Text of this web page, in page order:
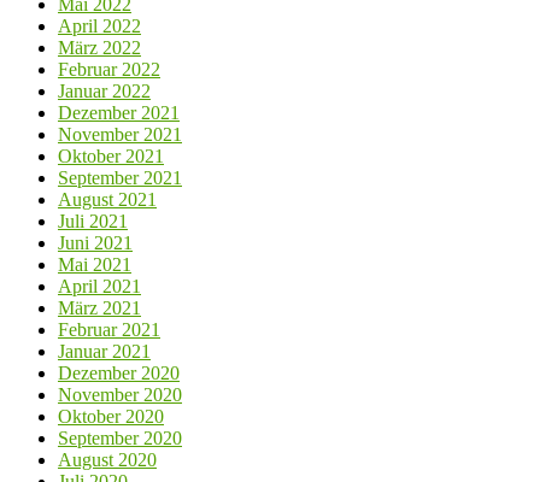
Mai 2022
April 2022
März 2022
Februar 2022
Januar 2022
Dezember 2021
November 2021
Oktober 2021
September 2021
August 2021
Juli 2021
Juni 2021
Mai 2021
April 2021
März 2021
Februar 2021
Januar 2021
Dezember 2020
November 2020
Oktober 2020
September 2020
August 2020